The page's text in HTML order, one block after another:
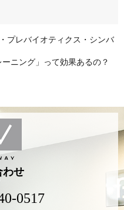
プレバイオティクス・シンバ
ーニング」って効果あるの？
わせ
0517